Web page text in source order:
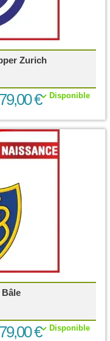
Zurich
Disponible
79,00 €
Disponible
79,00 €